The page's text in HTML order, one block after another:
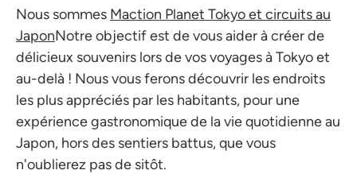
Nous sommes Maction Planet Tokyo et circuits au
JaponNotre objectif est de vous aider à créer de
délicieux souvenirs lors de vos voyages à Tokyo et
au-delà ! Nous vous ferons découvrir les endroits
les plus appréciés par les habitants, pour une
expérience gastronomique de la vie quotidienne au
Japon, hors des sentiers battus, que vous
n'oublierez pas de sitôt.